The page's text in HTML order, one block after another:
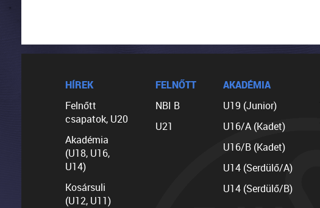
HÍREK
Felnőtt
csapatok, U20
Akadémia
(U18, U16,
U14)
Kosársuli
(U12, U11)
FELNŐTT
NBI B
U21
AKADÉMIA
U19 (Junior)
U16/A (Kadet)
U16/B (Kadet)
U14 (Serdülő/A)
U14 (Serdülő/B)